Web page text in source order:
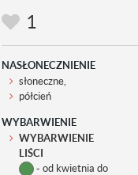
1
NASŁONECZNIENIE
słoneczne,
półcień
WYBARWIENIE
WYBARWIENIE
LIŚCI
- od kwietnia do